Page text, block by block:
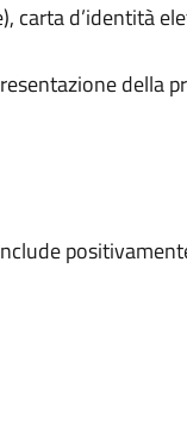
carta d’identità
della